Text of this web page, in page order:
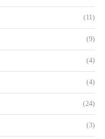
(11)
(9)
(4)
(4)
(24)
(3)